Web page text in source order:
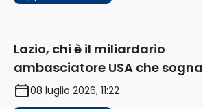
Lazio, chi è il miliardario
ambasciatore USA che sogna
di acquistare un club in Italia
08 luglio 2026, 11:22